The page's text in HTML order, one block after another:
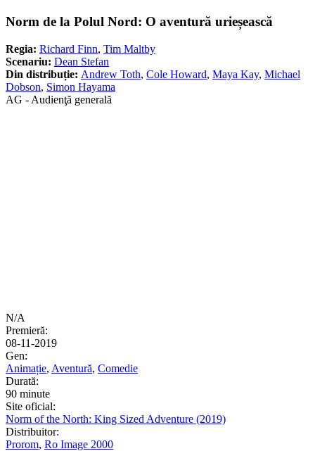
Norm de la Polul Nord: O aventură urieșească
Regia: Richard Finn, Tim Maltby
Scenariu: Dean Stefan
Din distribuție: Andrew Toth, Cole Howard, Maya Kay, Michael
Dobson, Simon Hayama
AG - Audienţă generală
N/A
Premieră:
08-11-2019
Gen:
Animație, Aventură, Comedie
Durată:
90 minute
Site oficial:
Norm of the North: King Sized Adventure (2019)
Distribuitor:
Prorom, Ro Image 2000